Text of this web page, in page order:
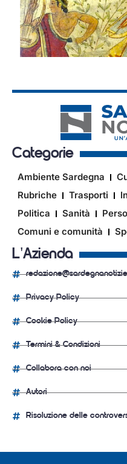
Categorie
Ambiente Sardegna
Rubriche
Trasporti
Politica
Sanità
Comuni e comunità
L'Azienda
Privacy Policy
Cookie Policy
Termini & Condizioni
Collabora con noi
Autori
Risoluzione delle